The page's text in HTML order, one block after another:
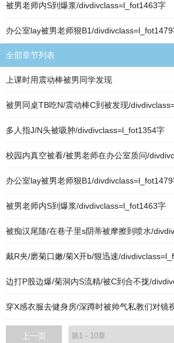
被男老师内S到爆浆/divdivclass=l_fot1463字
办公室lay被男老师狠B1/
全部章节列表
上课时用震动棒被男同学发现
被男同桌TB吃N/震动棒C到被发现/
多人指J/N头被吸肿/divdivclass=l_fot1354字
校园内真空被看/被男老师在办公室质问/
办公室lay被男老师狠B1/
被男老师内S到爆浆/divdivclass=l_fot1463字
被痴汉尾随/在巷子里s阴蒂被摩擦到喷水/
戴R夹/磨菊口嫩/菊X开b/狠迅速/
边打P股边爆/菊洞内S流精/被C到合不拢/
穿X感衣服去健身房/深蹲时被帅气私教们对镜
上一页